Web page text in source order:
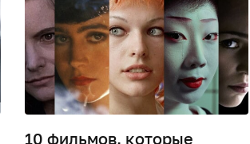
10 фильмов, которые